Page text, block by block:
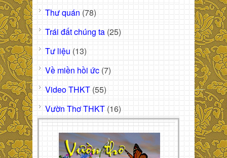
Thư quán (78)
Trái đất chúng ta (25)
Tư liệu (13)
Về miền hồi ức (7)
Video THKT (55)
Vườn Thơ THKT (16)